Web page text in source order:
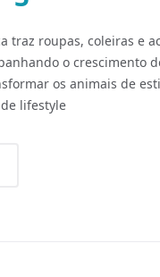
traz roupas, coleiras e
o crescimento
os animais de
lifestyle